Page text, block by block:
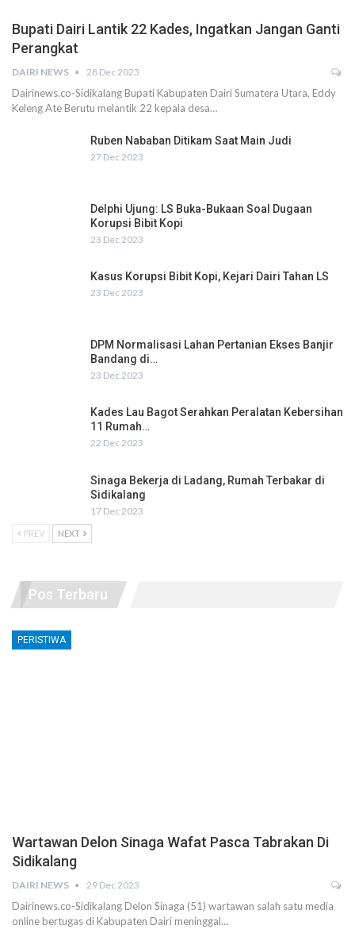
Bupati Dairi Lantik 22 Kades, Ingatkan Jangan Ganti
Perangkat
DAIRI NEWS 28 Dec 2023
Dairinews.co-Sidikalang Bupati Kabupaten Dairi Sumatera Utara, Eddy
Keleng Ate Berutu melantik 22 kepala desa…
Ruben Nababan Ditikam Saat Main Judi
27 Dec 2023
Delphi Ujung: LS Buka-Bukaan Soal Dugaan
Korupsi Bibit Kopi
23 Dec 2023
Kasus Korupsi Bibit Kopi, Kejari Dairi Tahan LS
23 Dec 2023
DPM Normalisasi Lahan Pertanian Ekses Banjir
Bandang di…
23 Dec 2023
Kades Lau Bagot Serahkan Peralatan Kebersihan
11 Rumah…
22 Dec 2023
Sinaga Bekerja di Ladang, Rumah Terbakar di
Sidikalang
17 Dec 2023
PREV NEXT
Pos Terbaru
PERISTIWA
Wartawan Delon Sinaga Wafat Pasca Tabrakan Di
Sidikalang
DAIRI NEWS 29 Dec 2023
Dairinews.co-Sidikalang Delon Sinaga (51) wartawan salah satu media
online bertugas di Kabupaten Dairi meninggal…